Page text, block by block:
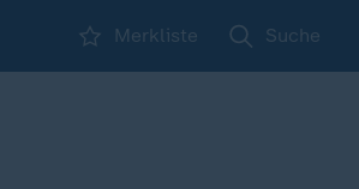
Merkliste Suche